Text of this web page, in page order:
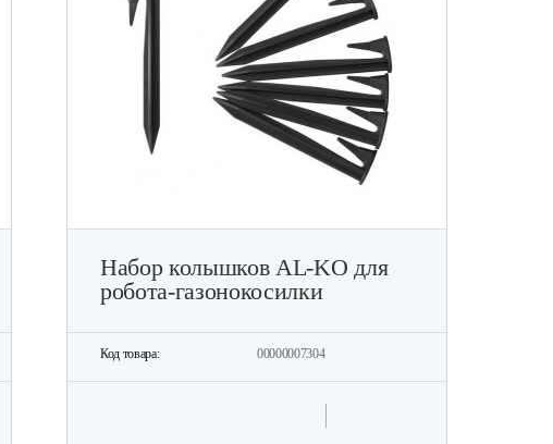
Набор колышков AL-KO для
робота-газонокосилки
Код товара: 00000007304